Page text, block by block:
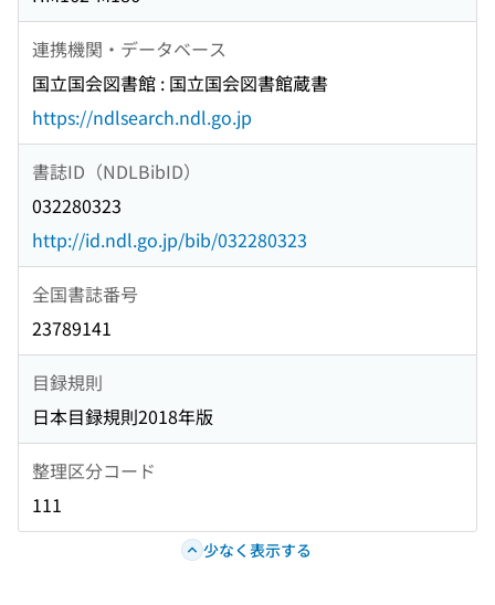
連携機関・データベース
国立国会図書館 : 国立国会図書館蔵書
https://ndlsearch.ndl.go.jp
書誌ID（NDLBibID）
032280323
http://id.ndl.go.jp/bib/032280323
全国書誌番号
23789141
目録規則
日本目録規則2018年版
整理区分コード
111
少なく表示する